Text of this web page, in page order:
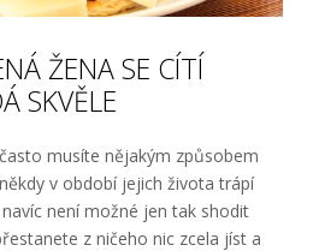
ŽENA SE CÍTÍ
SKVĚLE
musíte nějakým způsobem
v období jejich života trápí
není možné jen tak shodit
z ničeho nic zcela jíst a